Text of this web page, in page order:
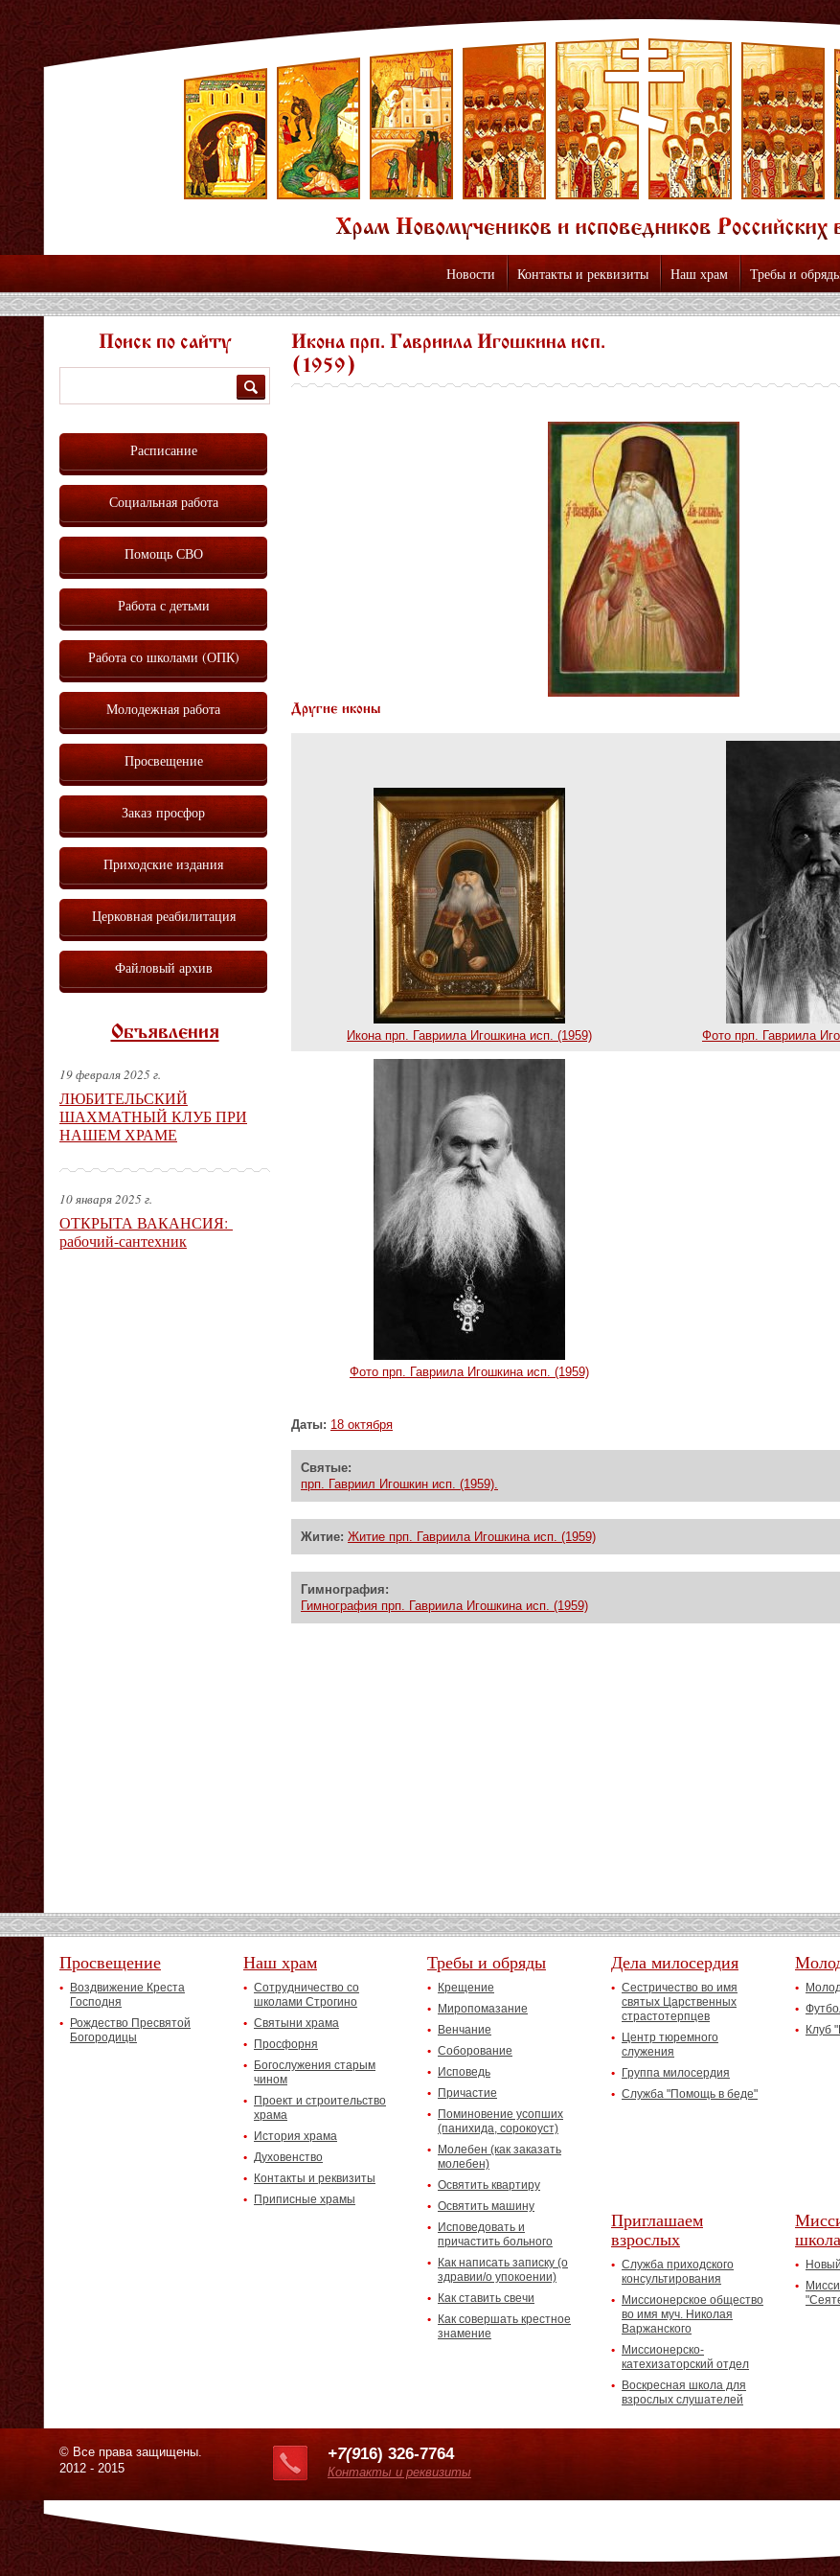
Новости Контакты и реквизиты Наш храм Требы и
Икона прп. Гавриила Игошкина исп.
(1959)
Другие иконы
Икона прп. Гавриила Игошкина исп. (1959) Фото прп. Гавриила
Фото прп. Гавриила Игошкина исп. (1959)
Даты: 18 октября
Святые:
прп. Гавриил Игошкин исп. (1959).
Житие: Житие прп. Гавриила Игошкина исп. (1959)
Гимнография:
Гимнография прп. Гавриила Игошкина исп. (1959)
Поиск по сайту
Расписание
Социальная работа
Помощь СВО
Работа с детьми
Работа со школами (ОПК)
Молодежная работа
Просвещение
Заказ просфор
Приходские издания
Церковная реабилитация
Файловый архив
Объявления
19 февраля 2025 г.
ЛЮБИТЕЛЬСКИЙ
ШАХМАТНЫЙ КЛУБ ПРИ
НАШЕМ ХРАМЕ
10 января 2025 г.
ОТКРЫТА ВАКАНСИЯ:
рабочий-сантехник
Просвещение
Воздвижение Креста
Господня
Рождество Пресвятой
Богородицы
Наш храм
Сотрудничество со
школами Строгино
Святыни храма
Просфорня
Богослужения старым
чином
Проект и строительство
храма
История храма
Духовенство
Контакты и реквизиты
Приписные храмы
Требы и обряды
Крещение
Миропомазание
Венчание
Соборование
Исповедь
Причастие
Поминовение усопших
(панихида, сорокоуст)
Молебен (как заказать
молебен)
Освятить квартиру
Освятить машину
Исповедовать и
причастить больного
Как написать записку (о
здравии/о упокоении)
Как ставить свечи
Как совершать крестное
знамение
Дела милосердия
Сестричество во имя
святых Царственных
страстотерпцев
Центр тюремного
служения
Группа милосердия
Служба "Помощь в беде"
Клуб
Приглашаем
взрослых
Служба приходского
консультирования
Миссионерское общество
во имя муч. Николая
Варжанского
Миссионерско-
катехизаторский отдел
Воскресная школа для
взрослых слушателей
© Все права защищены.
2012 - 2015
+7(916) 326-7764
Контакты и реквизиты